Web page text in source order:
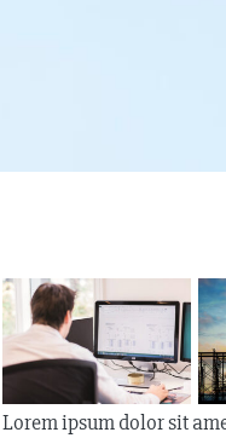
Lorem ipsum dolor sit